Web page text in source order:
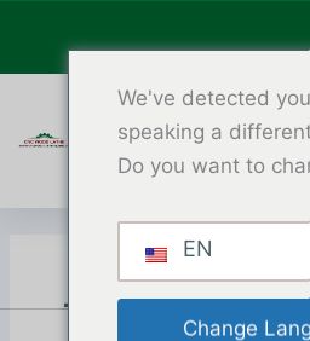
Tək Oxlu CNC
We've detected
speaking a
Do you want to
EN
Change